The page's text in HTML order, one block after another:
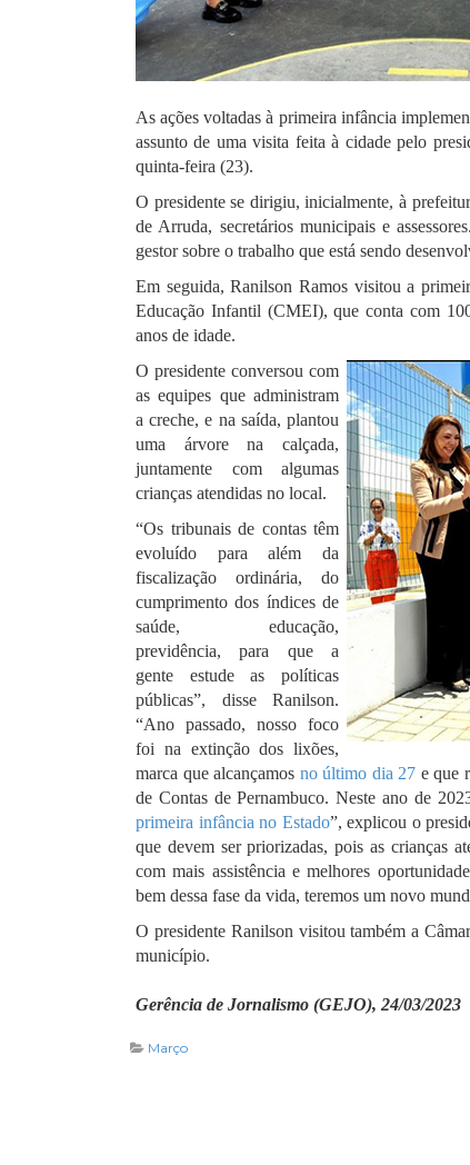
As ações voltadas à primeira infância
assunto de uma visita feita à cidade pelo
quinta-feira (23).
O presidente se dirigiu, inicialmente, à
de Arruda, secretários municipais e
gestor sobre o trabalho que está sendo
Em seguida, Ranilson Ramos visitou a
Educação Infantil (CMEI), que conta com
anos de idade.
O presidente conversou com
as equipes que administram
a creche, e na saída, plantou
uma árvore na calçada,
juntamente com algumas
crianças atendidas no local.
“Os tribunais de contas têm
evoluído para além da
fiscalização ordinária, do
cumprimento dos índices de
saúde, educação,
previdência, para que a
gente estude as políticas
públicas”, disse Ranilson.
“Ano passado, nosso foco
foi na extinção dos lixões,
marca que alcançamos no último dia 27 e que
de Contas de Pernambuco. Neste ano de
primeira infância no Estado”, explicou o
que devem ser priorizadas, pois as crianças
com mais assistência e melhores
bem dessa fase da vida, teremos um novo
O presidente Ranilson visitou também a
município.
Gerência de Jornalismo (GEJO), 24/03/2023
Março